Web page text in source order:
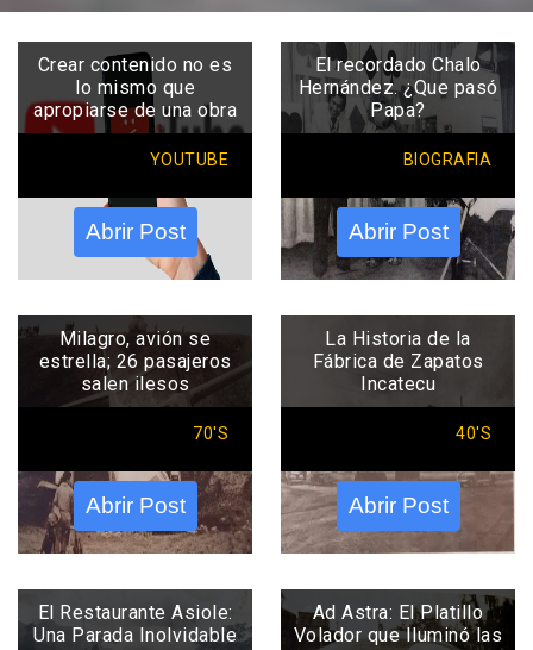
Crear contenido no es
lo mismo que
apropiarse de una obra
YOUTUBE
Abrir Post
El recordado Chalo
Hernández. ¿Que pasó
Papa?
BIOGRAFIA
Abrir Post
Milagro, avión se
estrella; 26 pasajeros
salen ilesos
70'S
Abrir Post
La Historia de la
Fábrica de Zapatos
Incatecu
40'S
Abrir Post
El Restaurante Asiole:
Una Parada Inolvidable
Ad Astra: El Platillo
Volador que Iluminó las